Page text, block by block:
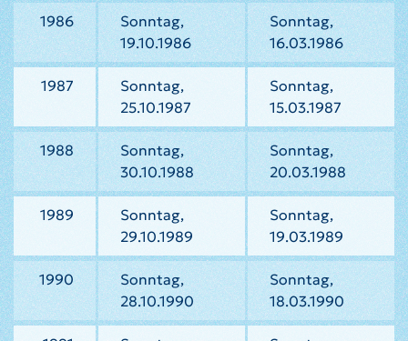
1986
Sonntag,
19.10.1986
Sonntag,
16.03.1986
1987
Sonntag,
25.10.1987
Sonntag,
15.03.1987
1988
Sonntag,
30.10.1988
Sonntag,
20.03.1988
1989
Sonntag,
29.10.1989
Sonntag,
19.03.1989
1990
Sonntag,
28.10.1990
Sonntag,
18.03.1990